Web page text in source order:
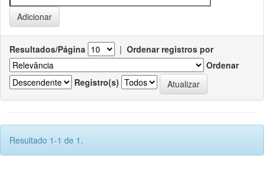
Resultados/Página | Ordenar registros por
Ordenar
Registro(s)
Resultado 1-1 de 1.